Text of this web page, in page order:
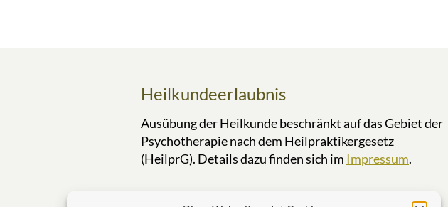
Heilkundeerlaubnis
Ausübung der Heilkunde beschränkt auf das Gebiet der
Psychotherapie nach dem Heilpraktikergesetz
(HeilprG). Details dazu finden sich im Impressum.